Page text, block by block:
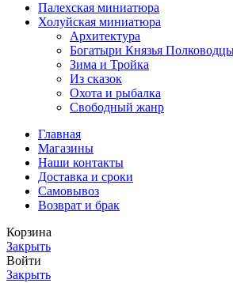
Палехская миниатюра
Холуйская миниатюра
Архитектура
Богатыри Князья
Зима и Тройка
Из сказок
Охота и рыбалка
Свободный жанр
Главная
Магазины
Наши контакты
Доставка и сроки
Самовывоз
Возврат и брак
Корзина
Закрыть
Войти
Закрыть